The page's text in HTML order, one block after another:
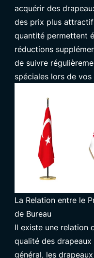
acquérir des
des prix plus
quantité permettent
réductions
de suivre
spéciales lors de vos
La Relation entre le
de Bureau
Il existe une relation
qualité des
général, les